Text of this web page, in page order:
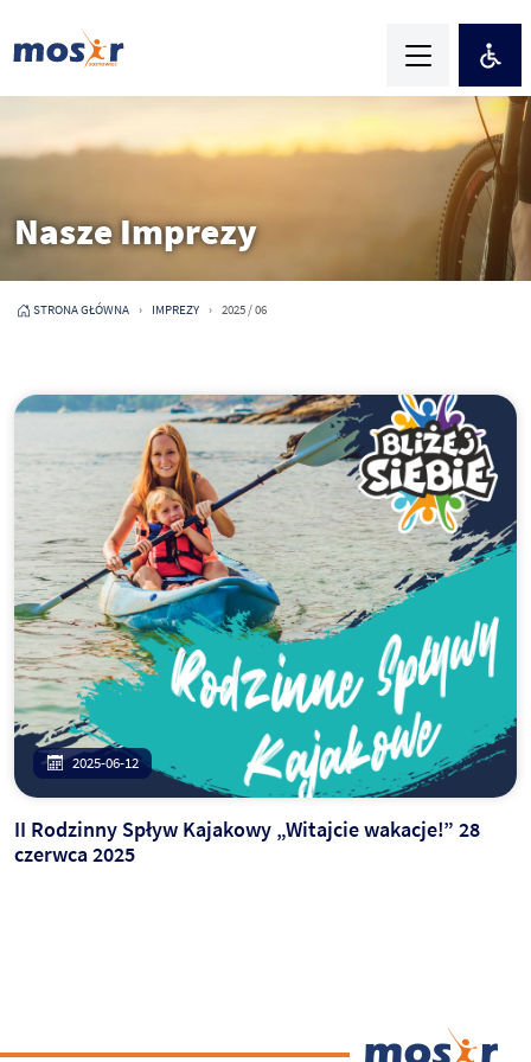
Nasze Imprezy
STRONA GŁÓWNA IMPREZY 2025 / 06
2025-06-12
II Rodzinny Spływ Kajakowy „Witajcie wakacje!” 28
czerwca 2025